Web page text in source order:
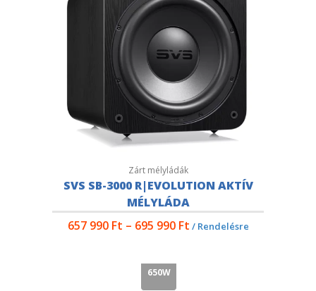
Zárt mélyládák
SVS SB-3000 R|EVOLUTION AKTÍV
MÉLYLÁDA
657 990 Ft – 695 990 Ft / Rendelésre
650W